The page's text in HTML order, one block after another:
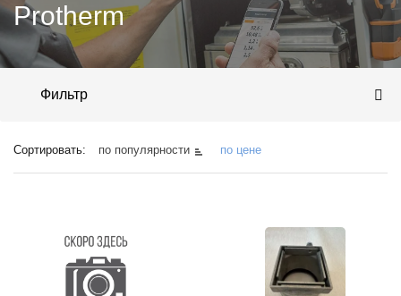
Protherm
Фильтр
Сортировать: по популярности по цене